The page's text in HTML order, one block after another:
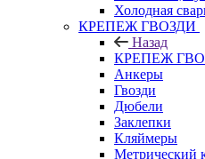
Холодная
КРЕПЕЖ ГВОЗДИ
Назад
КРЕПЕЖ
Анкеры
Гвозди
Дюбели
Заклепки
Кляймеры
Метрический